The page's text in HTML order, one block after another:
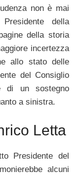
non è mai
della
della storia
incertezza
allo stato delle
del Consiglio
di un sostegno
a sinistra.
Letta
Presidente del
alcuni